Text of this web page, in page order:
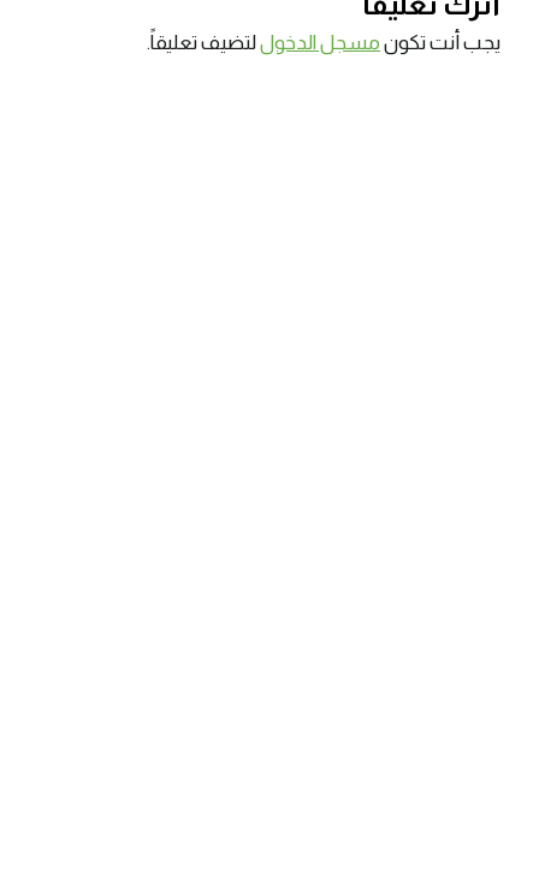
يجب أنت تكون مسجل الدخوللتضيف تعليقاً.